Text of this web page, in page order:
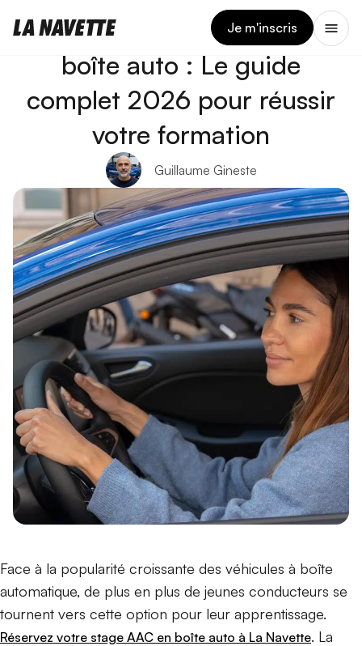
Je m'inscris
Conduite accompagnée en
boîte auto : Le guide
complet 2026 pour réussir
votre formation
Guillaume Gineste
Face à la popularité croissante des véhicules à boîte
automatique, de plus en plus de jeunes conducteurs se
tournent vers cette option pour leur apprentissage.
Réservez votre stage AAC en boîte auto à La Navette. La